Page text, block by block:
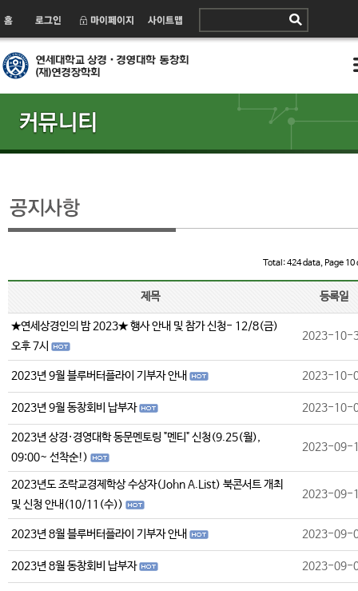
Total: 424 data, Page 10
제목 등록일
★연세상경인의 밤 2023★ 행사 안내 및 참가 신청- 12/8(금)
오후 7시
2023-10-
2023년 9월 블루버터플라이 기부자 안내 2023-10-
2023년 9월 동창회비 납부자 2023-10-
2023년 상경·경영대학 동문멘토링 "멘티" 신청(9.25(월),
09:00~ 선착순!)
2023-09-
2023년도 조락교경제학상 수상자(John A.List) 북콘서트 개최
및 신청 안내(10/11(수))
2023-09-
2023년 8월 블루버터플라이 기부자 안내 2023-09-
2023년 8월 동창회비 납부자 2023-09-